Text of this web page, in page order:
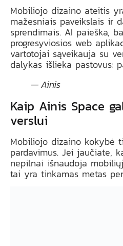
Mobiliojo dizaino ateitis
mažesniais paveikslais ir
sprendimais. AI paieška,
progresyviosios web
vartotojai sąveikauja su
dalykas išlieka pastovus:
— Ainis
Kaip Ainis Space
verslui
Mobiliojo dizaino kokybė
pardavimus. Jei jaučiate,
nepilnai išnaudoja
tai yra tinkamas metas